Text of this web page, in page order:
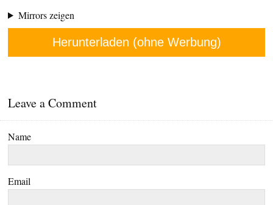
Mirrors zeigen
Herunterladen (ohne Werbung)
Leave a Comment
Name
Email